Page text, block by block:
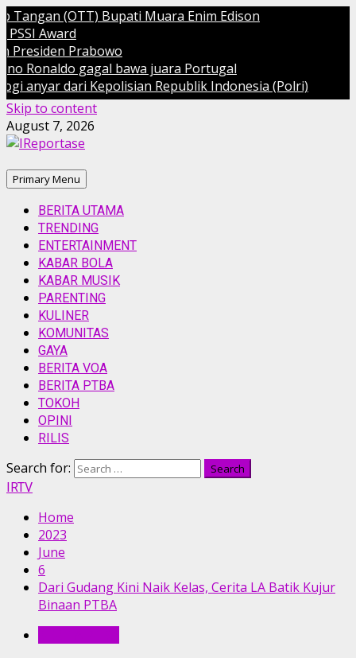
(OTT) Bupati Muara Enim Edison
Prabowo
gagal bawa juara Portugal
dari Kepolisian Republik Indonesia (Polri)
Skip to content
August 7, 2026
Primary Menu
BERITA UTAMA
TRENDING
ENTERTAINMENT
KABAR BOLA
KABAR MUSIK
PARENTING
KULINER
KOMUNITAS
GAYA
BERITA VOA
BERITA PTBA
TOKOH
OPINI
RILIS
Search for:
IRTV
Home
2023
June
6
Dari Gudang Kini Naik Kelas, Cerita LA Batik Kujur
Binaan PTBA